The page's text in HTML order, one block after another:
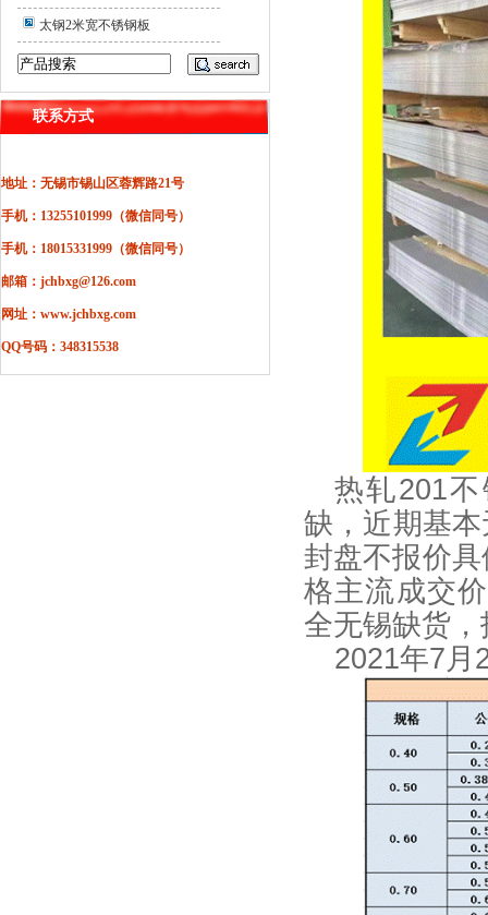
太钢2米宽不锈钢板
联系方式
地址：无锡市锡山区蓉辉路21号
手机：13255101999（微信同号）
手机：18015331999（微信同号）
邮箱：jchbxg@126.com
网址：www.jchbxg.com
QQ号码：348315538
热轧201
缺，近期基
封盘不报价
格主流成交
全无锡缺货，
2021年7月